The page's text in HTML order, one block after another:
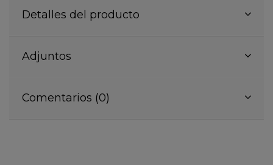
Detalles del producto
Adjuntos
Comentarios (0)